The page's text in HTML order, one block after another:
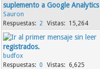
suplemento a Google Analytics
Sauron
2
15,264
registrados.
budfox
0
6,625